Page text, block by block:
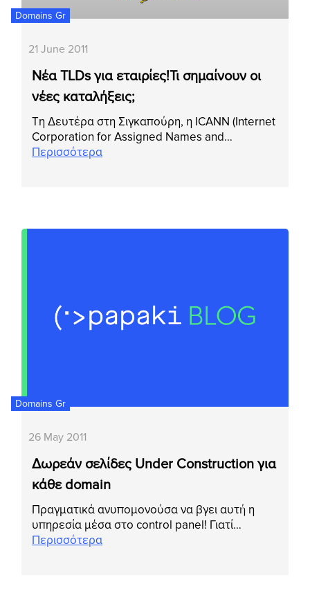
Domains Gr
21 June 2011
Νέα TLDs για εταιρίες!Τι σημαίνουν οι
νέες καταλήξεις;
Τη Δευτέρα στη Σιγκαπούρη, η ICANN (Internet
Corporation for Assigned Names and…
Περισσότερα
Domains Gr
26 May 2011
Δωρεάν σελίδες Under Construction για
κάθε domain
Πραγματικά ανυπομονούσα να βγει αυτή η
υπηρεσία μέσα στο control panel! Γιατί…
Περισσότερα